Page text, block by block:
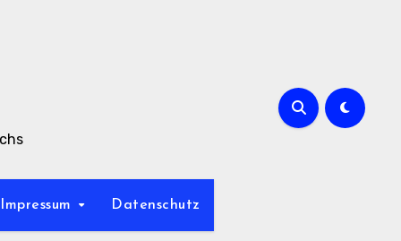
Impressum Datenschutz